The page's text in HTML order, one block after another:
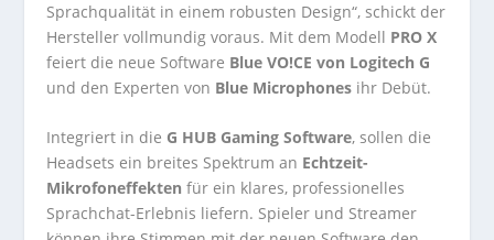
Sprachqualität in einem robusten Design“, schickt der
Hersteller vollmundig voraus. Mit dem Modell PRO X
feiert die neue Software Blue VO!CE von Logitech G
und den Experten von Blue Microphones ihr Debüt.
Integriert in die G HUB Gaming Software, sollen die
Headsets ein breites Spektrum an Echtzeit-
Mikrofoneffekten für ein klares, professionelles
Sprachchat-Erlebnis liefern. Spieler und Streamer